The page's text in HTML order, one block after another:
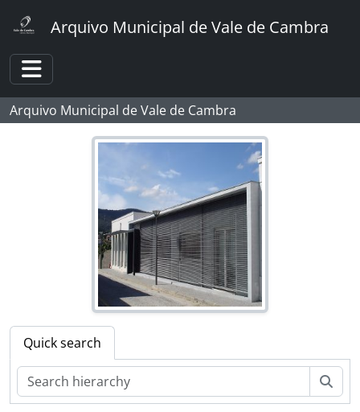
Arquivo Municipal de Vale de Cambra
Toggle navigation
Arquivo Municipal de Vale de Cambra
Quick search
[Fonds] Foto Sousa
[Part] JUNTAS DE FREGUESIA
[Part] MOVIMENTO CULTURAL
[Part] DESPORTO
[Part] AGRICULTURA
[Part] COMÉRCIO
[Part] ENSINO
[Part] PANORÂMICAS
[Part] ATIVIDADE POLÍTICA
[Part] RELIGIÃO
[Part] RETRATOS
[Part] ANIMAIS
[Part] SEGURANÇA PÚBLICA
[Part] TRANSPORTES
[Part] OBRAS PÚBLICAS
[Part] PATRIMÓNIO
[Part] INSTITUIÇÕES
[Part] ASSOCIAÇÕES